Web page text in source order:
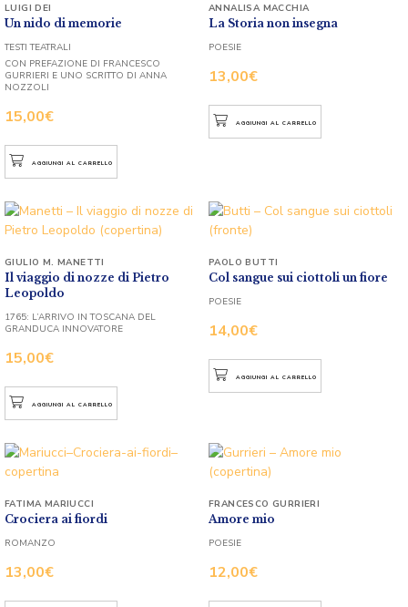
Un nido di memorie
15,00€
LUIGI DEI
TESTI TEATRALI
CON PREFAZIONE DI FRANCESCO
GURRIERI E UNO SCRITTO DI ANNA
NOZZOLI
AGGIUNGI AL CARRELLO
La Storia non insegna
13,00€
ANNALISA MACCHIA
POESIE
AGGIUNGI AL CARRELLO
Il viaggio di nozze di Pietro
Leopoldo
15,00€
GIULIO M. MANETTI
1765: L’ARRIVO IN TOSCANA DEL
GRANDUCA INNOVATORE
AGGIUNGI AL CARRELLO
Col sangue sui ciottoli un fiore
14,00€
PAOLO BUTTI
POESIE
AGGIUNGI AL CARRELLO
Crociera ai fiordi
13,00€
FATIMA MARIUCCI
ROMANZO
Amore mio
12,00€
FRANCESCO GURRIERI
POESIE